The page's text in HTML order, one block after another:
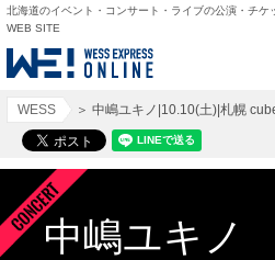
北海道のイベント・コンサート・ライブの公演・チケ
WEB SITE
WESS ＞ 中嶋ユキノ|10.10(土)|札幌
中嶋ユキノ